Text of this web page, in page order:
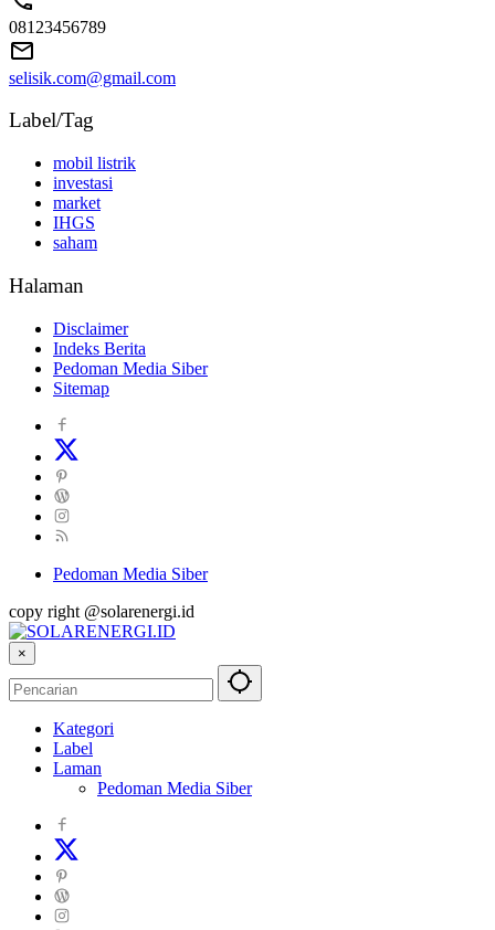
08123456789
selisik.com@gmail.com
Label/Tag
mobil listrik
investasi
market
IHGS
saham
Halaman
Disclaimer
Indeks Berita
Pedoman Media Siber
Sitemap
Pedoman Media Siber
copy right @solarenergi.id
×
Kategori
Label
Laman
Pedoman Media Siber